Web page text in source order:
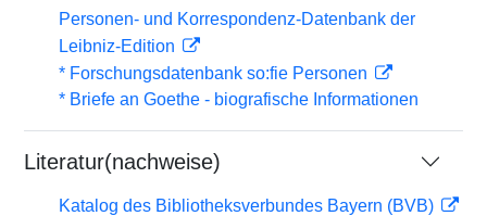
Personen- und Korrespondenz-Datenbank der
Leibniz-Edition
* Forschungsdatenbank so:fie Personen
* Briefe an Goethe - biografische Informationen
Literatur(nachweise)
Katalog des Bibliotheksverbundes Bayern (BVB)